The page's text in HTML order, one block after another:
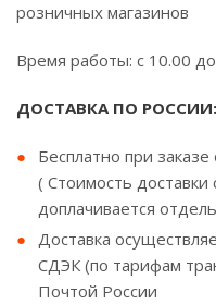
розничных магазинов
Время работы: с 10.00
ДОСТАВКА ПО РОССИИ:
Бесплатно при
( Стоимость
доплачивается
Доставка
СДЭК (по тарифам
Почтой России